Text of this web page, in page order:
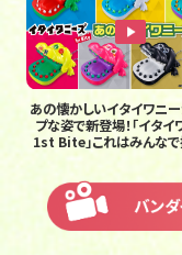
あの懐かしいイタイワニ
プな姿で新登場！「イタ
1st Bite」これはみんなで
ぶしかない！【バンマニ!】【